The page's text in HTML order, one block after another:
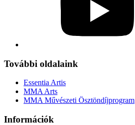
További oldalaink
Essentia Artis
MMA Arts
MMA Művészeti Ösztöndíjprogram
Információk